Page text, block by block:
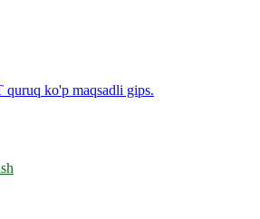
ko'p maqsadli gips.